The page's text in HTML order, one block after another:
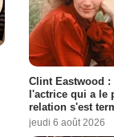
Clint Eastwood
l'actrice qui a le
relation s'est
jeudi 6 août 2026